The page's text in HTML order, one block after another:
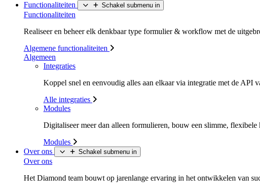
Functionaliteiten
Schakel submenu in
Functionaliteiten
Realiseer en beheer elk denkbaar type formulier & workflow met de
Algemene functionaliteiten
Algemeen
Integraties
Koppel snel en eenvoudig alles aan elkaar via integratie met de API
Alle integraties
Modules
Digitaliseer meer dan alleen formulieren, bouw een slimme,
Modules
Over ons
Schakel submenu in
Over ons
Het Diamond team bouwt op jarenlange ervaring in het ontwikkelen van